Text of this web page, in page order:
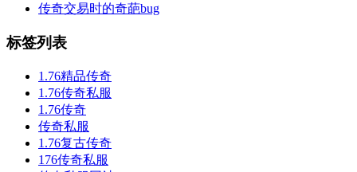
传奇交易时的奇葩bug
标签列表
1.76精品传奇
1.76传奇私服
1.76传奇
传奇私服
1.76复古传奇
176传奇私服